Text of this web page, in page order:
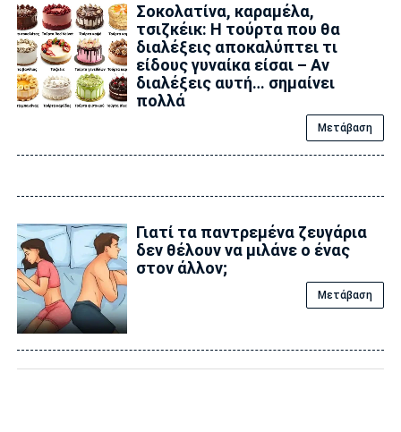
Σοκολατίνα, καραμέλα,
τσιζκέικ: Η τούρτα που θα
διαλέξεις αποκαλύπτει τι
είδους γυναίκα είσαι – Αν
διαλέξεις αυτή… σημαίνει
πολλά
Μετάβαση
Γιατί τα παντρεμένα ζευγάρια
δεν θέλουν να μιλάνε ο ένας
στον άλλον;
Μετάβαση